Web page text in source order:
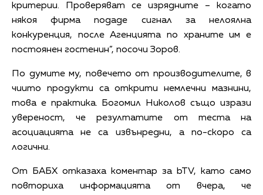
критерии. Проверяват се изрядните – когато
някоя фирма подаде сигнал за нелоялна
конкуренция, после Агенцията по храните им е
постоянен гостенин”, посочи Зоров.
По думите му, повечето от производителите, в
чиито продукти са открити немлечни мазнини,
това е практика. Богомил Николов също изрази
увереност, че резултатите от теста на
асоциацията не са извънредни, а по-скоро са
логични.
От БАБХ отказаха коментар за bTV, като само
повториха информацията от вчера, че